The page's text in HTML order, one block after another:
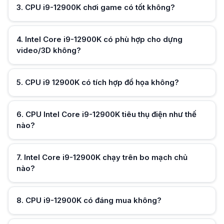
Intel Core i9-12900K có mức TDP cơ bản khoảng 125W và có thể cao
Intel Core i9-12900K chạy trên bo mạch chủ nào?
CPU Intel Core i9-12900K dùng socket LGA1700, cần bo mạch chủ
CPU i9-12900K có đáng mua không?
Đáng mua nếu bạn cần hiệu năng vượt trội cho game, đồ họa và công
So sánh i9-12900K và i7-12700K?
CPU Intel Core i9-12900K có nhiều nhân hơn và hiệu năng tổng thể
Vì hiệu năng và công suất cao, nên dùng tản nhiệt tốt hơn (AIO/liquid)
Hữu ích (0)
3. CPU i9-12900K chơi game có tốt không?
4. Intel Core i9-12900K có phù hợp cho dựng
video/3D không?
5. CPU i9 12900K có tích hợp đồ họa không?
6. CPU Intel Core i9-12900K tiêu thụ điện như thế
nào?
7. Intel Core i9-12900K chạy trên bo mạch chủ
nào?
Hữu ích (0)
8. CPU i9-12900K có đáng mua không?